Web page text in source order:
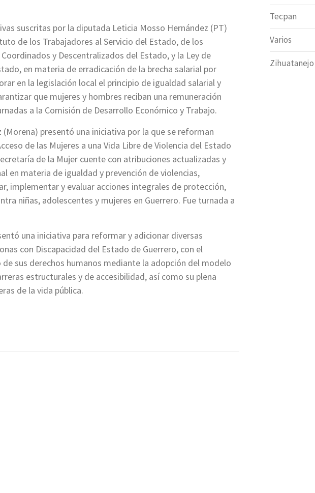
suscritas por la diputada Leticia Mosso Hernández (PT)
de los Trabajadores al Servicio del Estado, de los
y Descentralizados del Estado, y la Ley de
en materia de erradicación de la brecha salarial por
en la legislación local el principio de igualdad salarial y
que mujeres y hombres reciban una remuneración
a la Comisión de Desarrollo Económico y Trabajo.
presentó una iniciativa por la que se reforman
de las Mujeres a una Vida Libre de Violencia del Estado
de la Mujer cuente con atribuciones actualizadas y
en materia de igualdad y prevención de violencias,
implementar y evaluar acciones integrales de protección,
niñas, adolescentes y mujeres en Guerrero. Fue turnada a
una iniciativa para reformar y adicionar diversas
con Discapacidad del Estado de Guerrero, con el
sus derechos humanos mediante la adopción del modelo
estructurales y de accesibilidad, así como su plena
de la vida pública.
Tecpan
Varios
Zihuatanejo